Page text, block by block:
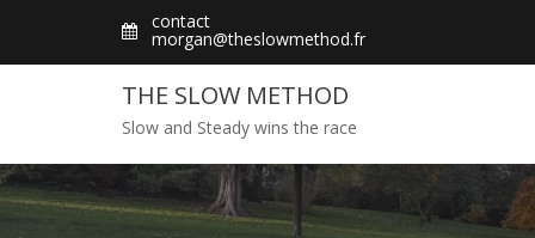
content
contact
morgan@theslowmethod.fr
THE SLOW METHOD
Slow and Steady wins the race